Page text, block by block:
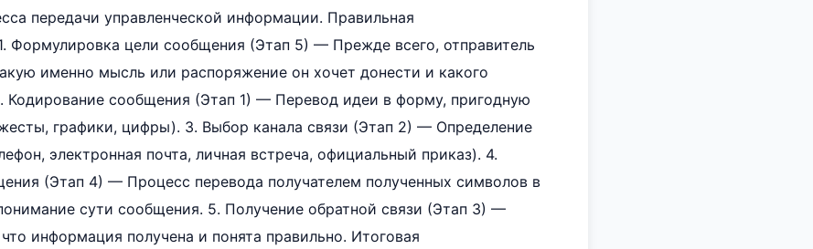
передачи управленческой информации. Правильная
Формулировка цели сообщения (Этап 5) — Прежде всего, отправитель
именно мысль или распоряжение он хочет донести и какого
Кодирование сообщения (Этап 1) — Перевод идеи в форму, пригодную
графики, цифры). 3. Выбор канала связи (Этап 2) — Определение
электронная почта, личная встреча, официальный приказ). 4.
(Этап 4) — Процесс перевода получателем полученных символов в
сути сообщения. 5. Получение обратной связи (Этап 3) —
информация получена и понята правильно. Итоговая